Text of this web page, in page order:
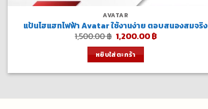
AVATAR
แป้นไฮแฮทไฟฟ้า Avatar ใช้งานง่าย ตอบสนองสมจริง
1,500.00฿ Original
price
was:
1,500.00 ฿.
1,200.00฿Current
หยิบใส่ตะกร้า